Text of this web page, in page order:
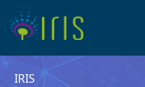
IRIS